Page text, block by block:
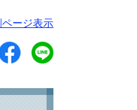
ージ表示